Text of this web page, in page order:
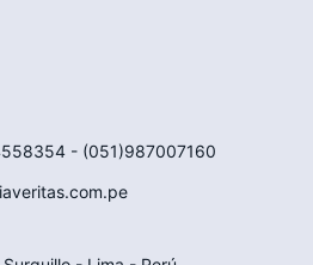
- (051)987007160